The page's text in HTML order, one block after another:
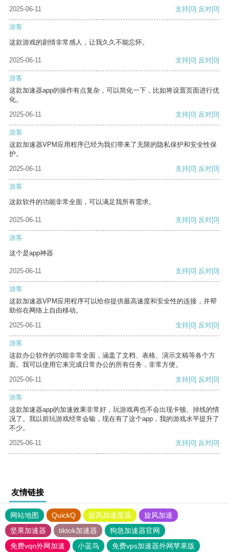
2025-06-11 支持[0] 反对[0]
游客
这款游戏的剧情非常感人，让我久久不能忘怀。
2025-06-11 支持[0] 反对[0]
游客
这款加速器app的操作有点复杂，可以简化一下，比如将设置页面进行优
化。
2025-06-11
支持[0] 反对[0]
游客
这款加速器VPM应用程序已经为我们带来了无限的隐私保护和安全性保
护。
2025-06-11
支持[0] 反对[0]
游客
这款软件的功能非常全面，可以满足我所有需求。
2025-06-11 支持[0] 反对[0]
游客
这个是app神器
2025-06-11 支持[0] 反对[0]
游客
这款加速器VPM应用程序可以给你提供最高速度和安全性的连接，并帮
助你在网络上自由移动。
2025-06-11
支持[0] 反对[0]
游客
这款办公软件的功能非常全面，涵盖了文档、表格、演示文稿等各个方
面。我可以使用它来完成日常办公的所有任务，非常方便。
2025-06-11
支持[0] 反对[0]
游客
这款加速器app的加速效果非常好，玩游戏再也不会出现卡顿、掉线的情
况了。我以前玩游戏经常会输，现在有了这个app，我的游戏水平提升了
不少。
2025-06-11
支持[0] 反对[0]
友情链接
网站地图 QuickQ 旋风加速度器
旋风加速
坚果加速器
tiktok加速器
狗急加速器官网
免费vqn外网加速
小蓝鸟 免费vps加速器外网苹果版